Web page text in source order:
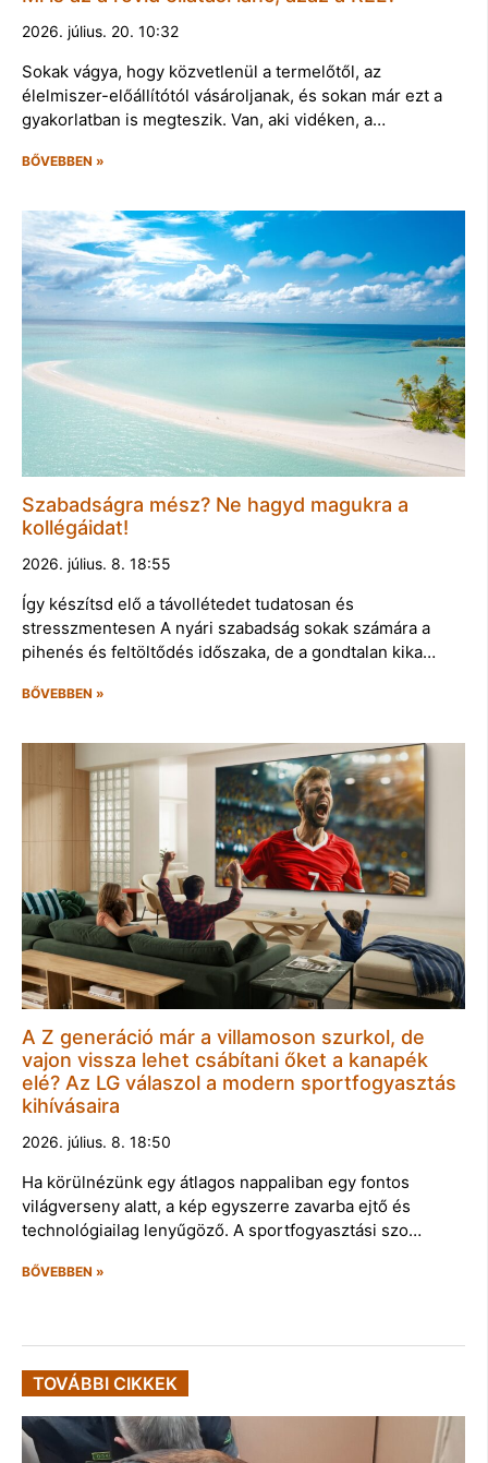
2026. július. 20. 10:32
Sokak vágya, hogy közvetlenül a termelőtől, az
élelmiszer-előállítótól vásároljanak, és sokan már ezt a
gyakorlatban is megteszik. Van, aki vidéken, a…
BŐVEBBEN »
Szabadságra mész? Ne hagyd magukra a
kollégáidat!
2026. július. 8. 18:55
Így készítsd elő a távollétedet tudatosan és
stresszmentesen A nyári szabadság sokak számára a
pihenés és feltöltődés időszaka, de a gondtalan kika…
BŐVEBBEN »
A Z generáció már a villamoson szurkol, de
vajon vissza lehet csábítani őket a kanapék
elé? Az LG válaszol a modern sportfogyasztás
kihívásaira
2026. július. 8. 18:50
Ha körülnézünk egy átlagos nappaliban egy fontos
világverseny alatt, a kép egyszerre zavarba ejtő és
technológiailag lenyűgöző. A sportfogyasztási szo…
BŐVEBBEN »
TOVÁBBI CIKKEK